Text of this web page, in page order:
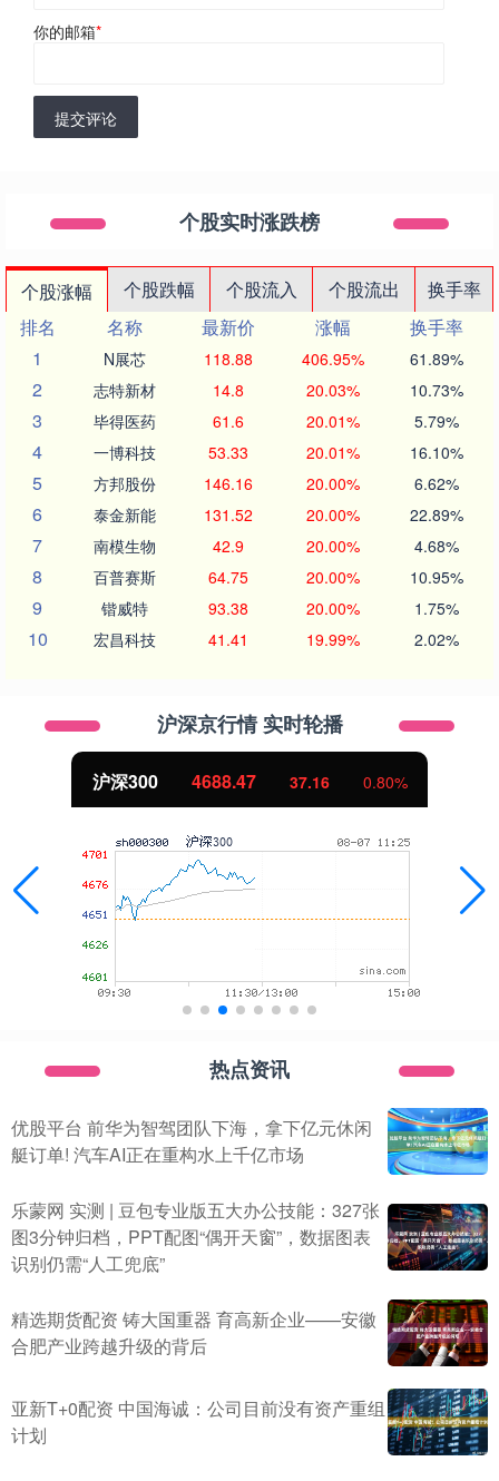
你的邮箱*
提交评论
个股实时涨跌榜
个股涨幅 个股跌幅 个股流入 个股流出
换手率
排名
名称 最新价 涨幅
换手率
1
N展芯 118.88 406.95% 61.89%
2 志特新材 14.8 20.03% 10.73%
3 毕得医药 61.6 20.01% 5.79%
4 一博科技 53.33 20.01% 16.10%
5 方邦股份 146.16 20.00% 6.62%
6 泰金新能 131.52 20.00% 22.89%
7 南模生物 42.9 20.00% 4.68%
8 百普赛斯 64.75 20.00% 10.95%
9 锴威特 93.38 20.00% 1.75%
10 宏昌科技 41.41 19.99% 2.02%
沪深京行情 实时轮播
37.16 0.80% 北证50
热点资讯
优股平台 前华为智驾团队下海，拿下亿元休闲
艇订单! 汽车AI正在重构水上千亿市场
乐蒙网 实测 | 豆包专业版五大办公技能：327张
图3分钟归档，PPT配图“偶开天窗”，数据图表
识别仍需“人工兜底”
精选期货配资 铸大国重器 育高新企业——安徽
合肥产业跨越升级的背后
亚新T+0配资 中国海诚：公司目前没有资产重组
计划